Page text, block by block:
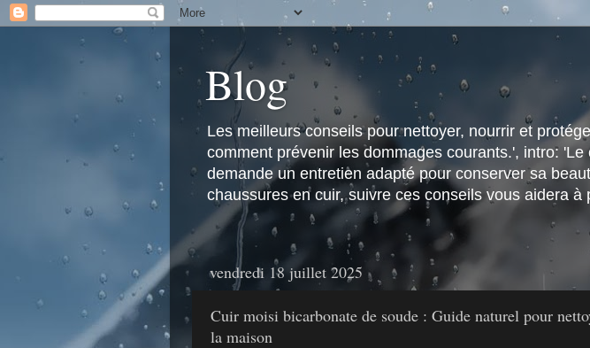
Blog
Les meilleurs conseils pour nettoyer, nourrir et
comment prévenir les dommages courants.', intro:
demande un entretien adapté pour conserver sa
chaussures en cuir, suivre ces conseils vous aidera
vendredi 18 juillet 2025
Cuir moisi bicarbonate de soude : Guide naturel pour
la maison